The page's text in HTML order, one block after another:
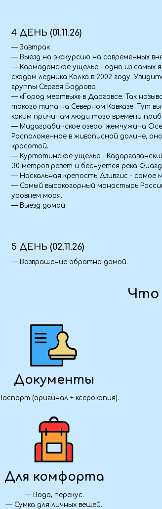
Возвращение обратно домой.
5 ДЕНЬ (02.11.26)
Мидаграбинское озеро: жемчужина Осетии.
в живописной долине, оно
Куртатинское ущелье - Кадаргаванский каньон
метров ревет и беснуется река Фиагдон.
Наскальная крепость Дзивгис - самое мощное
Самый высокогорный монастырь России.
моря.
Выезд домой
Что
— Вода, перекус.
для личных вещей.
комфорта
Документы